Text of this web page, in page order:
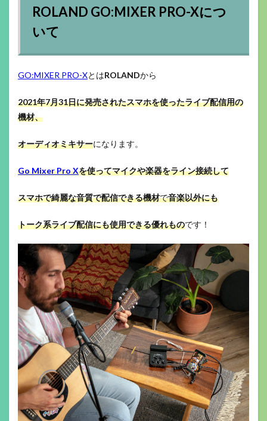
ROLAND GO:MIXER PRO-Xにつ
いて
GO:MIXER PRO-XとはROLANDから
2021年7月31日に発売されたスマホを使ったライブ配信用の
機材、
オーディオミキサーになります。
Go Mixer Pro Xを使ってマイクや楽器をライン接続して
スマホで綺麗な音質で配信できる機材で音楽以外にも
トーク系ライブ配信にも使用できる優れものです！